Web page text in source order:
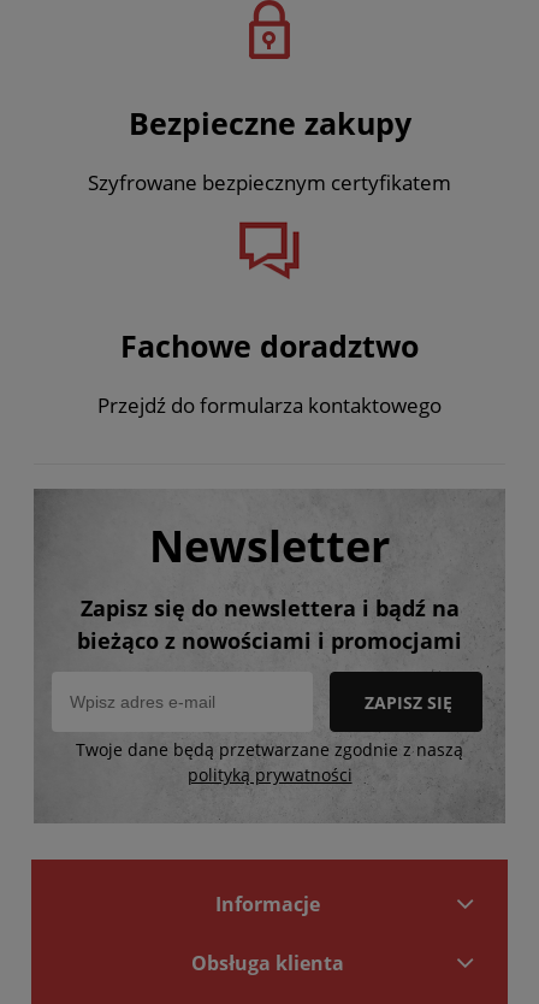
Bezpieczne zakupy
Szyfrowane bezpiecznym certyfikatem
Fachowe doradztwo
Przejdź do formularza kontaktowego
Newsletter
Zapisz się do newslettera i bądź na
bieżąco z nowościami i promocjami
ZAPISZ SIĘ
Twoje dane będą przetwarzane zgodnie z naszą
polityką prywatności
Informacje
Obsługa klienta